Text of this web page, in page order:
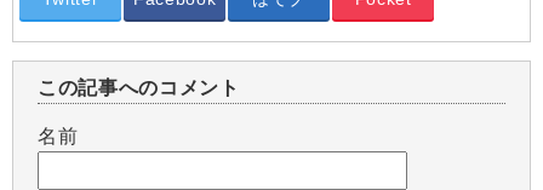
この記事へのコメント
名前